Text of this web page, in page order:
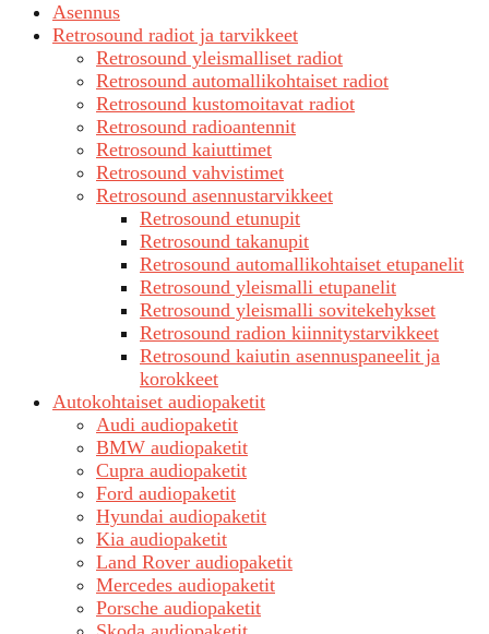
Asennus
Retrosound radiot ja tarvikkeet
Retrosound yleismalliset radiot
Retrosound automallikohtaiset radiot
Retrosound kustomoitavat radiot
Retrosound radioantennit
Retrosound kaiuttimet
Retrosound vahvistimet
Retrosound asennustarvikkeet
Retrosound etunupit
Retrosound takanupit
Retrosound automallikohtaiset etupanelit
Retrosound yleismalli etupanelit
Retrosound yleismalli sovitekehykset
Retrosound radion kiinnitystarvikkeet
Retrosound kaiutin asennuspaneelit ja
korokkeet
Autokohtaiset audiopaketit
Audi audiopaketit
BMW audiopaketit
Cupra audiopaketit
Ford audiopaketit
Hyundai audiopaketit
Kia audiopaketit
Land Rover audiopaketit
Mercedes audiopaketit
Porsche audiopaketit